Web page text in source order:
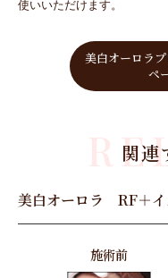
使いいただけます。
美白オーロラ
ペ
関連
美白オーロラ RF＋イ
施術前